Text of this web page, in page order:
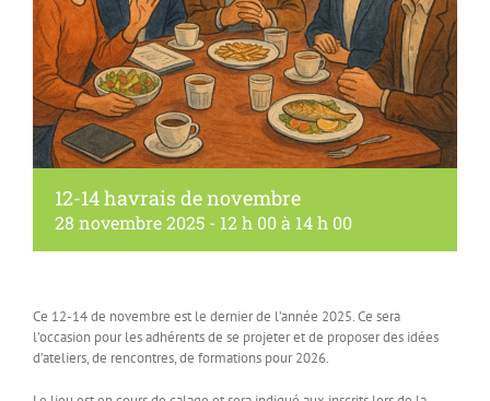
12-14 havrais de novembre
28 novembre 2025 - 12 h 00à 14 h 00
Ce 12-14 de novembre est le dernier de l’année 2025. Ce sera
l’occasion pour les adhérents de se projeter et de proposer des idées
d’ateliers, de rencontres, de formations pour 2026.